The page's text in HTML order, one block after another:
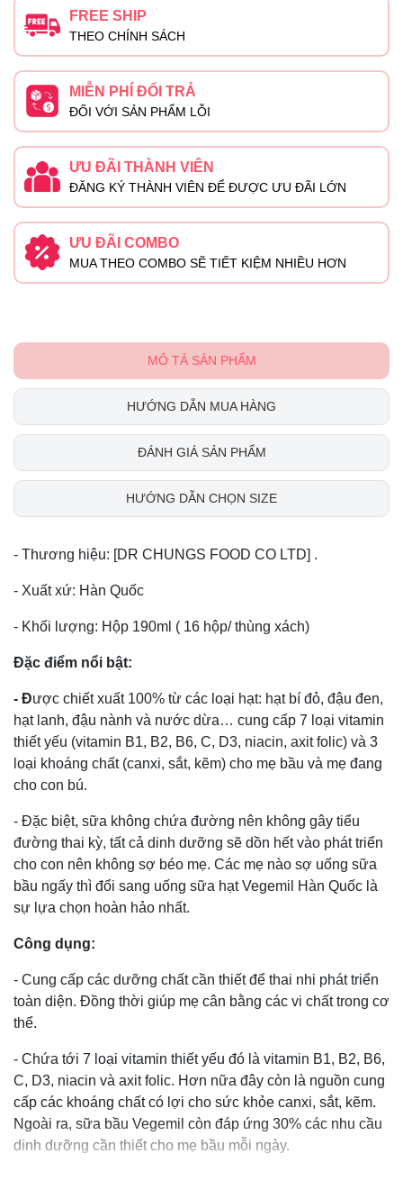
FREE SHIP
THEO CHÍNH SÁCH
MIỄN PHÍ ĐỔI TRẢ
ĐỐI VỚI SẢN PHẨM LỖI
ƯU ĐÃI THÀNH VIÊN
ĐĂNG KÝ THÀNH VIÊN ĐỂ ĐƯỢC ƯU ĐÃI LỚN
ƯU ĐÃI COMBO
MUA THEO COMBO SẼ TIẾT KIỆM NHIỀU HƠN
MÔ TẢ SẢN PHẨM
HƯỚNG DẪN MUA HÀNG
ĐÁNH GIÁ SẢN PHẨM
HƯỚNG DẪN CHỌN SIZE
- Thương hiệu: [DR CHUNGS FOOD CO LTD] .
- Xuất xứ: Hàn Quốc
- Khối lượng: Hộp 190ml ( 16 hộp/ thùng xách)
Đặc điểm nổi bật:
- Được chiết xuất 100% từ các loại hạt: hạt bí đỏ, đậu đen,
hạt lanh, đậu nành và nước dừa… cung cấp 7 loại vitamin
thiết yếu (vitamin B1, B2, B6, C, D3, niacin, axit folic) và 3
loại khoáng chất (canxi, sắt, kẽm) cho mẹ bầu và mẹ đang
cho con bú.
- Đặc biệt, sữa không chứa đường nên không gây tiểu
đường thai kỳ, tất cả dinh dưỡng sẽ dồn hết vào phát triển
cho con nên không sợ béo mẹ. Các mẹ nào sợ uống sữa
bầu ngấy thì đổi sang uống sữa hạt Vegemil Hàn Quốc là
sự lựa chọn hoàn hảo nhất.
Công dụng:
- Cung cấp các dưỡng chất cần thiết để thai nhi phát triển
toàn diện. Đồng thời giúp mẹ cân bằng các vi chất trong cơ
thể.
- Chứa tới 7 loại vitamin thiết yếu đó là vitamin B1, B2, B6,
C, D3, niacin và axit folic. Hơn nữa đây còn là nguồn cung
cấp các khoáng chất có lợi cho sức khỏe canxi, sắt, kẽm.
Ngoài ra, sữa bầu Vegemil còn đáp ứng 30% các nhu cầu
dinh dưỡng cần thiết cho mẹ bầu mỗi ngày.